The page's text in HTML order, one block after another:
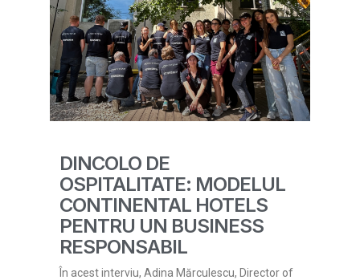
DINCOLO DE
OSPITALITATE: MODELUL
CONTINENTAL HOTELS
PENTRU UN BUSINESS
RESPONSABIL
În acest interviu, Adina Mărculescu, Director of